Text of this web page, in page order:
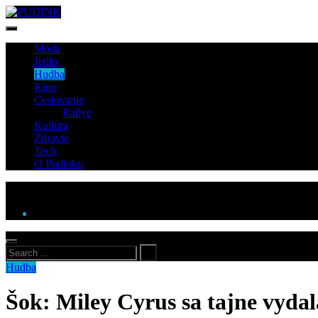
Móda
Jedlo
Hudba
Kino
Cestovanie
Rallye
Kultúra
Zdravie
Tech
O Pudinku
Hudba
Šok: Miley Cyrus sa tajne